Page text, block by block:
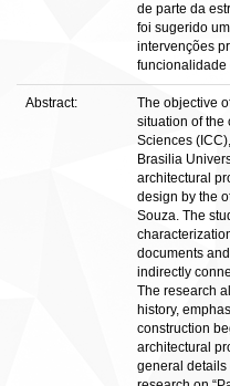
de parte da
foi sugerido
intervenções
funcionalidade
Abstract:
The objective
situation of the
Sciences
Brasilia
architectural
design by the
Souza. The
documents
indirectly
The research
history,
construction
architectural
general details